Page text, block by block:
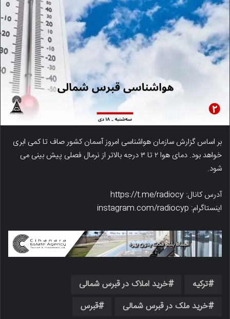
بر اساس گزارش سازمان هواشناسی امروز آسمان کشور صاف تا کمی ابری
خواهد بود. دمای هوا ۲ تا ۳ درجه بالاتر از نرمال فصلی پیش بینی می
شود.
آدرس کانال: https://t.me/radiocy
اینستاگرام: instagram.com/radiocyp
ترکیه
خرید املاک در قبرس شمالی
خرید ملک در قبرس شمالی
قبرس